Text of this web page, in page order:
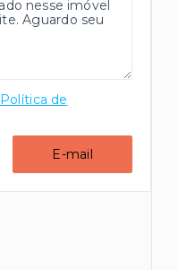
Política de
E-mail